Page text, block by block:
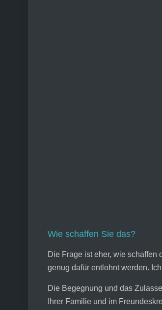
Wie schaffen Sie das?
Die Frage ist eher, wie
genug dafür entlohnt werden.
Die Begegnung und das
Ihrer Familie und im